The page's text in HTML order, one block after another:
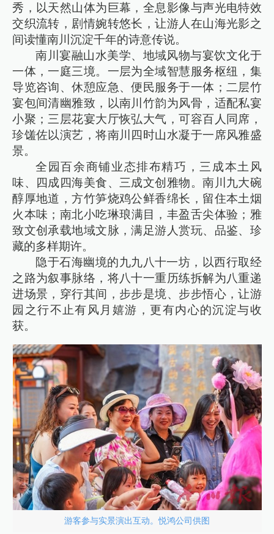
秀，以天然山体为巨幕，全息影像与声光电特效
交织流转，剧情婉转悠长，让游人在山海光影之
间读懂南川沉淀千年的诗意传说。
南川宴融山水美学、地域风物与宴饮文化于
一体，一庭三境。一层为全域智慧服务枢纽，集
导览咨询、休憩应急、便民服务于一体；二层竹
宴包间清幽雅致，以南川竹韵为风骨，适配私宴
小聚；三层花宴大厅恢弘大气，可容百人同席，
珍馐佐以演艺，将南川四时山水凝于一席风雅盛
景。
全园百余商铺业态排布精巧，三成本土风
味、四成四海美食、三成文创雅物。南川九大碗
醇厚地道，方竹笋烧鸡公鲜香绵长，留住本土烟
火本味；南北小吃琳琅满目，丰盈舌尖体验；雅
致文创承载地域文脉，满足游人赏玩、品鉴、珍
藏的多样期许。
隐于石海幽境的九九八十一坊，以西行取经
之路为叙事脉络，将八十一重历练拆解为八重递
进场景，穿行其间，步步是境、步步悟心，让游
园之行不止有风月嬉游，更有内心的沉淀与收
获。
游客参与实景演出互动。悦鸿公司供图